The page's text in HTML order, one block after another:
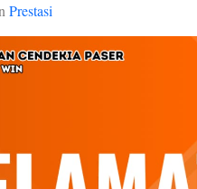
Prestasi